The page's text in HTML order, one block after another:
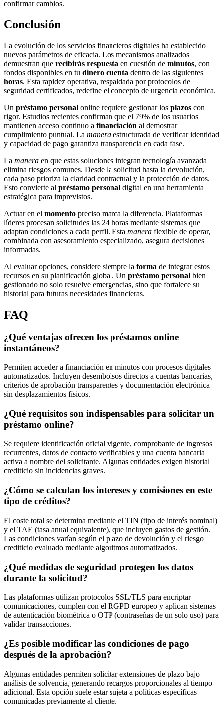
confirmar cambios.
Conclusión
La evolución de los servicios financieros digitales ha establecido
nuevos parámetros de eficacia. Los mecanismos analizados
demuestran que recibirás respuesta en cuestión de minutos, con
fondos disponibles en tu dinero cuenta dentro de las siguientes
horas. Esta rapidez operativa, respaldada por protocolos de
seguridad certificados, redefine el concepto de urgencia económica.
Un préstamo personal online requiere gestionar los plazos con
rigor. Estudios recientes confirman que el 79% de los usuarios
mantienen acceso continuo a financiación al demostrar
cumplimiento puntual. La manera estructurada de verificar identidad
y capacidad de pago garantiza transparencia en cada fase.
La manera en que estas soluciones integran tecnología avanzada
elimina riesgos comunes. Desde la solicitud hasta la devolución,
cada paso prioriza la claridad contractual y la protección de datos.
Esto convierte al préstamo personal digital en una herramienta
estratégica para imprevistos.
Actuar en el momento preciso marca la diferencia. Plataformas
líderes procesan solicitudes las 24 horas mediante sistemas que
adaptan condiciones a cada perfil. Esta manera flexible de operar,
combinada con asesoramiento especializado, asegura decisiones
informadas.
Al evaluar opciones, considere siempre la forma de integrar estos
recursos en su planificación global. Un préstamo personal bien
gestionado no solo resuelve emergencias, sino que fortalece su
historial para futuras necesidades financieras.
FAQ
¿Qué ventajas ofrecen los préstamos online
instantáneos?
Permiten acceder a financiación en minutos con procesos digitales
automatizados. Incluyen desembolsos directos a cuentas bancarias,
criterios de aprobación transparentes y documentación electrónica
sin desplazamientos físicos.
¿Qué requisitos son indispensables para solicitar un
préstamo online?
Se requiere identificación oficial vigente, comprobante de ingresos
recurrentes, datos de contacto verificables y una cuenta bancaria
activa a nombre del solicitante. Algunas entidades exigen historial
crediticio sin incidencias graves.
¿Cómo se calculan los intereses y comisiones en este
tipo de créditos?
El coste total se determina mediante el TIN (tipo de interés nominal)
y el TAE (tasa anual equivalente), que incluyen gastos de gestión.
Las condiciones varían según el plazo de devolución y el riesgo
crediticio evaluado mediante algoritmos automatizados.
¿Qué medidas de seguridad protegen los datos
durante la solicitud?
Las plataformas utilizan protocolos SSL/TLS para encriptar
comunicaciones, cumplen con el RGPD europeo y aplican sistemas
de autenticación biométrica o OTP (contraseñas de un solo uso) para
validar transacciones.
¿Es posible modificar las condiciones de pago
después de la aprobación?
Algunas entidades permiten solicitar extensiones de plazo bajo
análisis de solvencia, generando recargos proporcionales al tiempo
adicional. Esta opción suele estar sujeta a políticas específicas
comunicadas previamente al cliente.